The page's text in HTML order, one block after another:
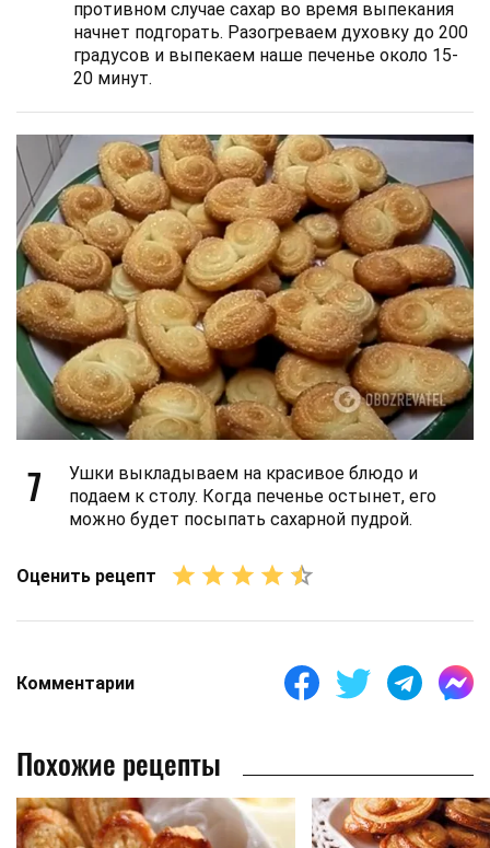
противном случае сахар во время выпекания
начнет подгорать. Разогреваем духовку до 200
градусов и выпекаем наше печенье около 15-
20 минут.
7
Ушки выкладываем на красивое блюдо и
подаем к столу. Когда печенье остынет, его
можно будет посыпать сахарной пудрой.
Оценить рецепт
Комментарии
Похожие рецепты